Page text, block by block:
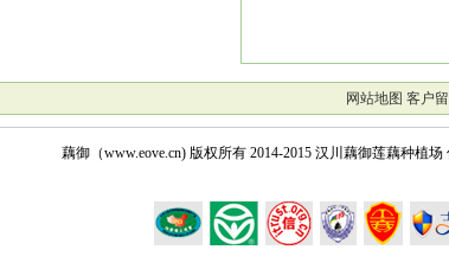
网站地图 客户
藕御（www.eove.cn) 版权所有2014-2015 汉川藕御莲藕种植场